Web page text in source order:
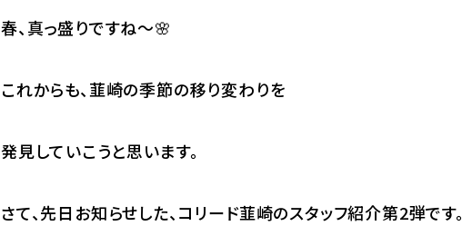
春、真っ盛りですね～🌸
これからも、韮崎の季節の移り変わりを
発見していこうと思います。
さて、先日お知らせした、コリード韮崎のスタッフ紹介第2弾です。